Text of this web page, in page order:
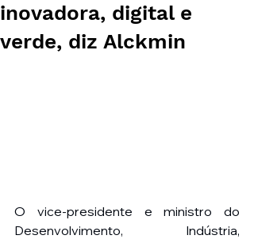
inovadora, digital e
verde, diz Alckmin
O vice-presidente e ministro do
Desenvolvimento, Indústria,